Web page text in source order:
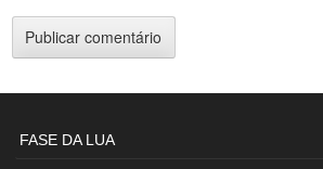
FASE DA LUA